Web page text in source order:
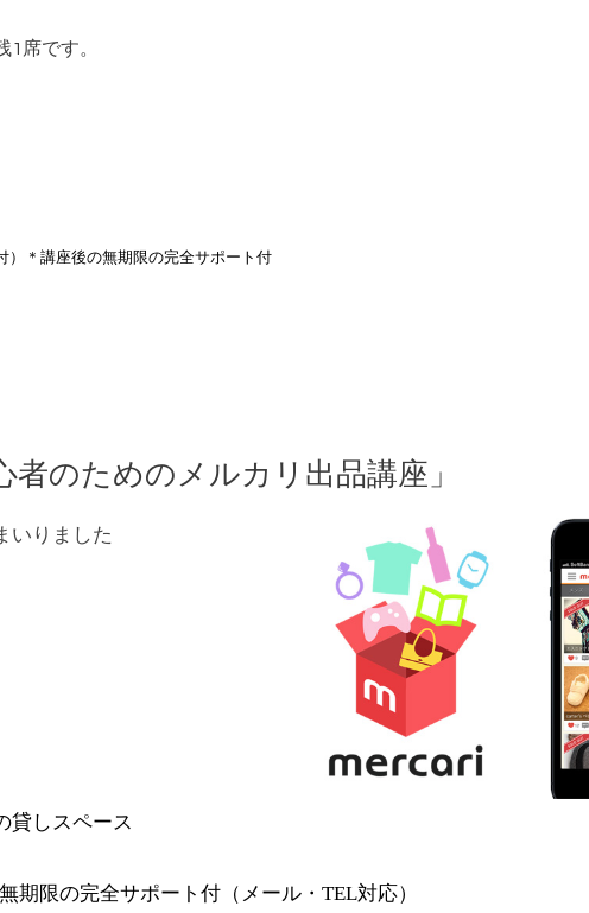
1席です。
）＊ 講座後の無期限の完全サポート付
者のためのメルカリ出品講座」
いりました
貸しスペース
期限の完全サポート付（メール・TEL対応）